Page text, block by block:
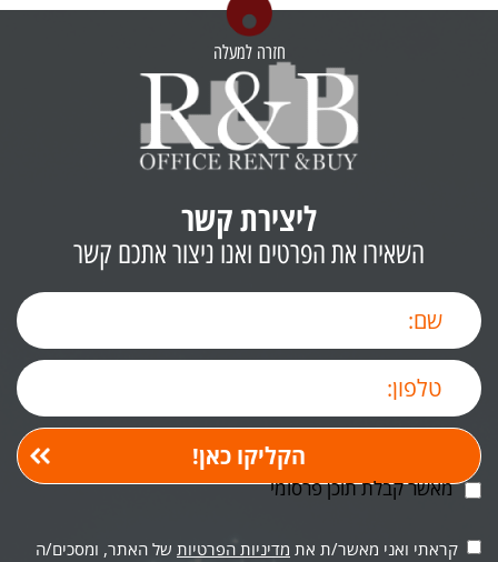
חזרה למעלה
ליצירת קשר
השאירו את הפרטים ואנו ניצור אתכם קשר
מאשר קבלת תוכן פרסומי
קראתי ואני מאשר/ת את מדיניות הפרטיות של האתר, ומסכים/ה